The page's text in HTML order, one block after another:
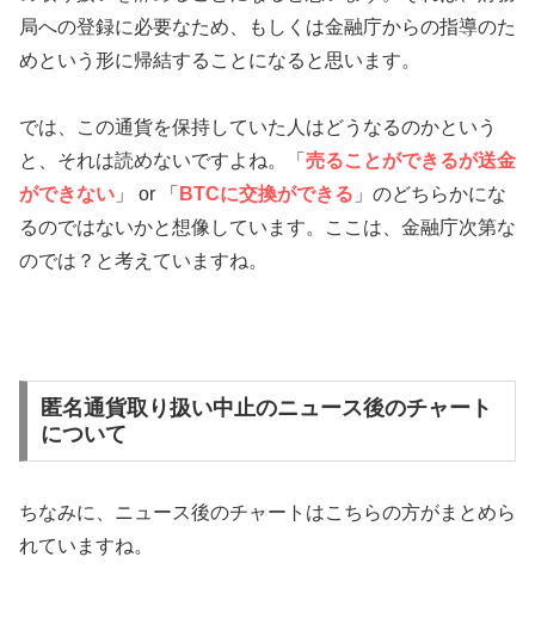
局への登録に必要なため、もしくは金融庁からの指導のた
めという形に帰結することになると思います。
では、この通貨を保持していた人はどうなるのかという
と、それは読めないですよね。「 売ることができるが送金
ができない 」 or 「 BTCに交換ができる 」のどちらかにな
るのではないかと想像しています。ここは、金融庁次第な
のでは？と考えていますね。
匿名通貨取り扱い中止のニュース後のチャート
について
ちなみに、ニュース後のチャートはこちらの方がまとめら
れていますね。